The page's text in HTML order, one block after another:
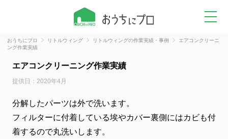
おうちにプロ リトルウィング リトルウィングの作業実績・事例
エアコンクリーニ
ング作業実績
エアコンクリーニング作業実績
提供日：2020年4月
分解したパーツは外で洗います。
フィルターに付着している埃やカバー裏側にはカビも付
着するので丸洗いします。